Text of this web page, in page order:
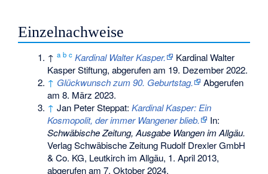
Einzelnachweise
↑a b c Kardinal Walter Kasper.
Kardinal Walter
Kasper Stiftung, abgerufen am 19. Dezember 2022.
↑ Glückwunsch zum 90. Geburtstag.
Abgerufen
am 8. März 2023.
↑ Jan Peter Steppat:Kardinal Kasper: Ein
Kosmopolit, der immer Wangener blieb.
In:
Schwäbische Zeitung, Ausgabe Wangen im Allgäu.
Verlag Schwäbische Zeitung Rudolf Drexler GmbH
& Co. KG, Leutkirch im Allgäu, 1. April 2013,
abgerufen am 7. Oktober 2024.